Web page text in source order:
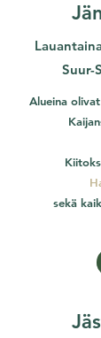
Suur-
Alueina olivat
sekä